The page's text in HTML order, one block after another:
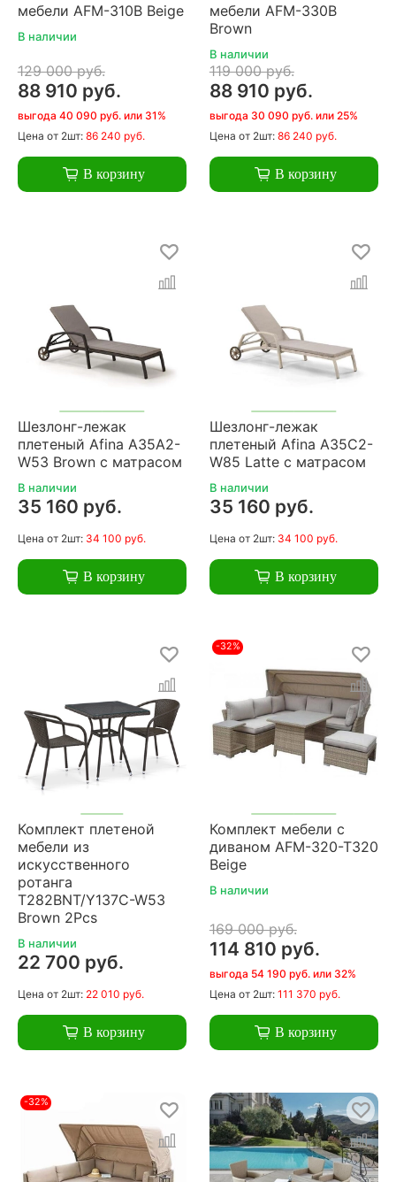
мебели AFM-310B Beige
В наличии
129 000 руб.
88 910 руб.
выгода 40 090 руб. или 31%
Цена от 2шт: 86 240 руб.
В корзину
мебели AFM-330B
Brown
В наличии
119 000 руб.
88 910 руб.
выгода 30 090 руб. или 25%
Цена от 2шт: 86 240 руб.
В корзину
Шезлонг-лежак
плетеный Afina A35A2-
W53 Brown с матрасом
В наличии
35 160 руб.
Цена от 2шт: 34 100 руб.
В корзину
Шезлонг-лежак
плетеный Afina A35C2-
W85 Latte с матрасом
В наличии
35 160 руб.
Цена от 2шт: 34 100 руб.
В корзину
Комплект плетеной
мебели из
искусственного
ротанга
T282BNT/Y137C-W53
Brown 2Pcs
В наличии
22 700 руб.
Цена от 2шт: 22 010 руб.
В корзину
-32%
Комплект мебели с
диваном AFM-320-T320
Beige
В наличии
169 000 руб.
114 810 руб.
выгода 54 190 руб. или 32%
Цена от 2шт: 111 370 руб.
В корзину
-32%